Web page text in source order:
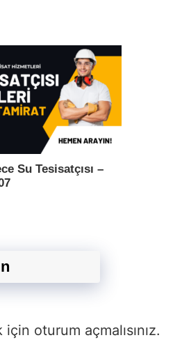
Su Tesisatçısı –
için oturum açmalısınız.